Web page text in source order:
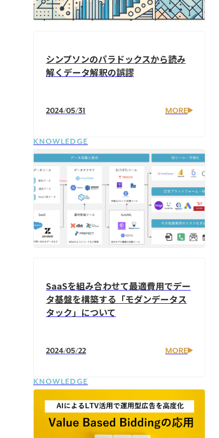
シンプソンのパラドックスから読み
解くデータ解釈の誤謬
2024/05/31 MORE
KNOWLEDGE
SaaSを組み合わせて最適費用でデー
タ基盤を構築する「モダンデータス
タック」について
2024/05/22 MORE
KNOWLEDGE